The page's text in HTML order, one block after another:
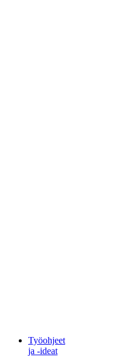
Työohjeet
ja -ideat